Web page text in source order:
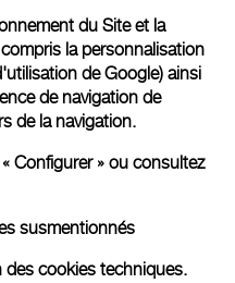
livrées dans un coffret
la possibilité d’ajouter un
du Site et la
la personnalisation
de Google) ainsi
de navigation de
de la navigation.
Configurer » ou consultez
susmentionnés
des cookies techniques.